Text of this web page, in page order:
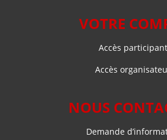
VOTRE
Accès participant
Accès
NOUS
Demande